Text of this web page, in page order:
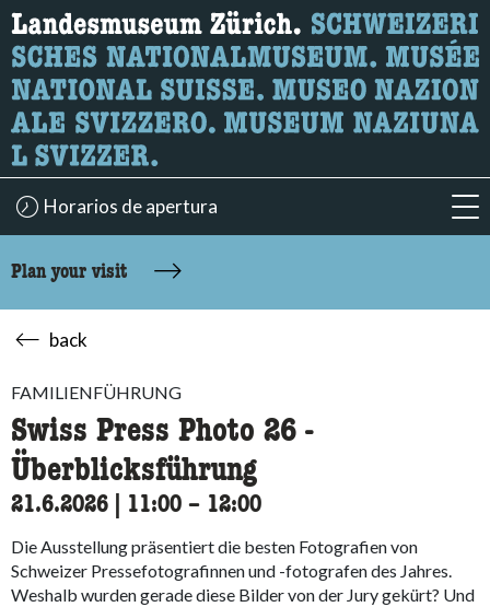
What are you looking for?
Here you can search for content on the page.
Horarios de apertura
Plan your visit
back
FAMILIENFÜHRUNG
Swiss Press Photo 26 -
Überblicksführung
21.6.2026 11:00 accessibility.time_to
– 12:00
Die Ausstellung präsentiert die besten Fotografien von
Schweizer Pressefotografinnen und -fotografen des Jahres.
Weshalb wurden gerade diese Bilder von der Jury gekürt? Und